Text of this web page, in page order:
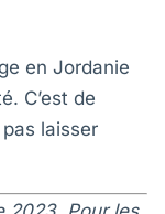
en Jordanie
C’est de
laisser